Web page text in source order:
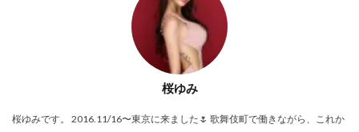
桜ゆみ
桜ゆみです。 2016.11/16〜東京に来ました🌷 歌舞伎町で働きながら、これか